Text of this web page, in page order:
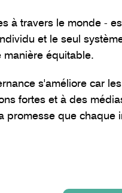
à travers le monde -
et le seul
équitable.
s'améliore car
fortes et à des
promesse que chaque